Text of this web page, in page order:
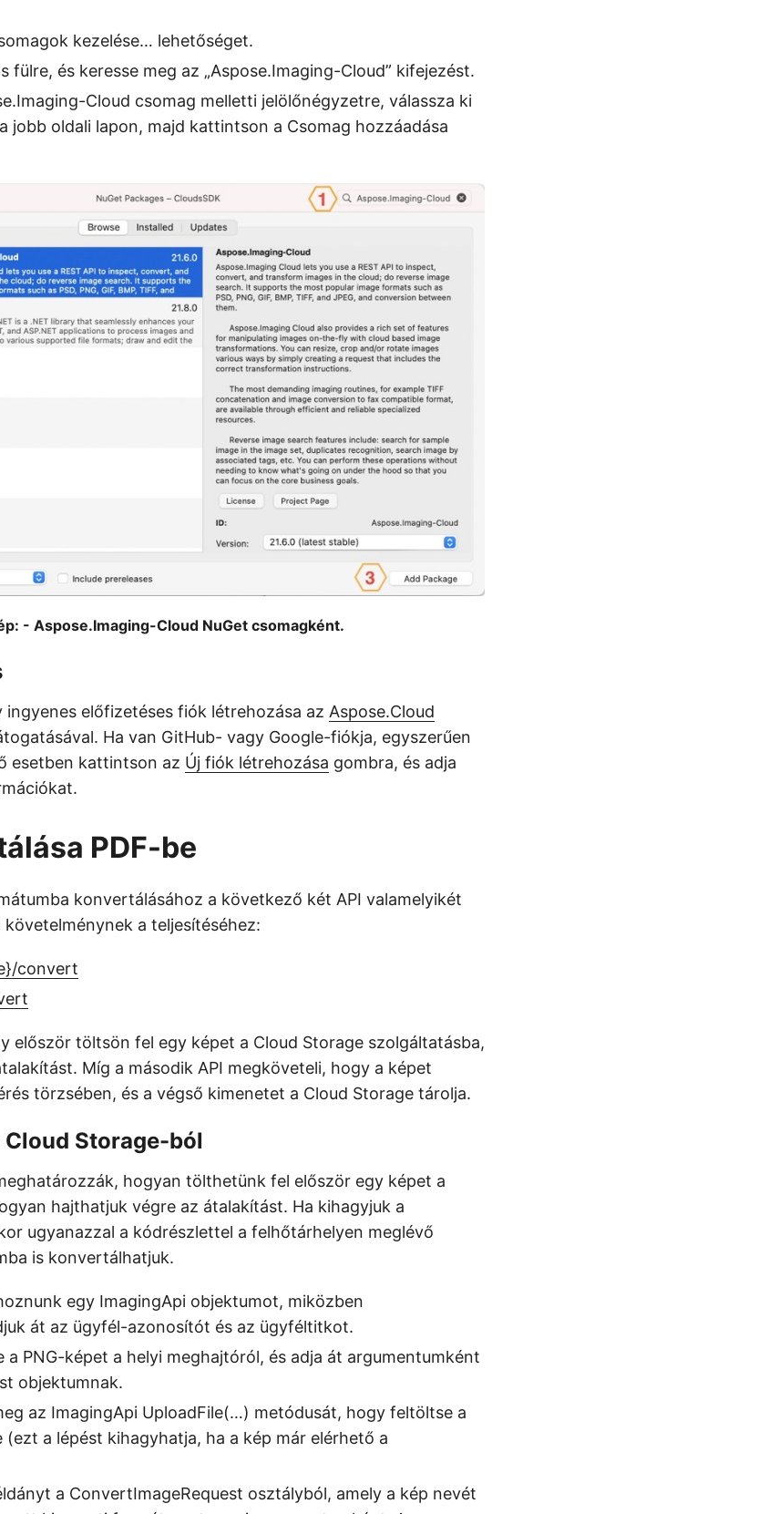
kezelése… lehetőséget.
fülre, és keresse meg az „Aspose.Imaging-Cloud” kifejezést.
Cloud csomag melletti jelölőnégyzetre, válassza ki
jobb oldali lapon, majd kattintson a Csomag hozzáadása
- Aspose.Imaging-Cloud NuGet csomagként.
ingyenes előfizetéses fiók létrehozása az Aspose.Cloud
Ha van GitHub- vagy Google-fiókja, egyszerűen
esetben kattintson az Új fiók létrehozása gombra, és adja
PDF-be
konvertálásához a következő két API valamelyikét
a teljesítéséhez:
convert
először töltsön fel egy képet a Cloud Storage szolgáltatásba,
Míg a második API megköveteli, hogy a képet
törzsében, és a végső kimenetet a Cloud Storage tárolja.
Cloud Storage-ból
hogyan tölthetünk fel először egy képet a
hajthatjuk végre az átalakítást. Ha kihagyjuk a
ugyanazzal a kódrészlettel a felhőtárhelyen meglévő
is konvertálhatjuk.
egy ImagingApi objektumot, miközben
át az ügyfél-azonosítót és az ügyféltitkot.
a PNG-képet a helyi meghajtóról, és adja át argumentumként
objektumnak.
az ImagingApi UploadFile(…) metódusát, hogy feltöltse a
a lépést kihagyhatja, ha a kép már elérhető a
a ConvertImageRequest osztályból, amely a kép nevét